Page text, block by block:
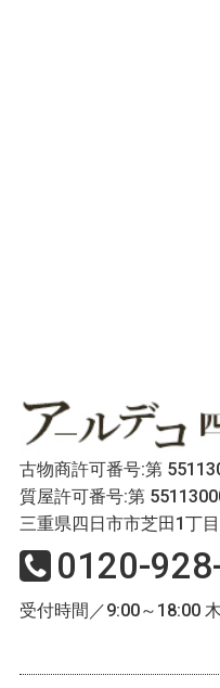
古物商許可番号:第
質屋許可番号:第
三重県四日市市芝田1丁
0120-
受付時間／9:00～18:00